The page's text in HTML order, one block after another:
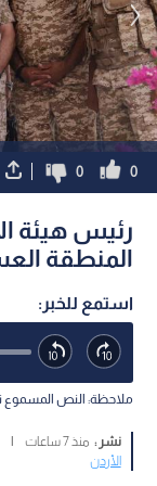
0
0
رئيس هيئة
المنطقة
استمع للخبر:
ملاحظة: النص المسموع
نشر : منذ 7 ساعات
|
الأردن